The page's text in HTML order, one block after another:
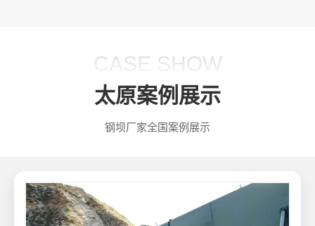
CASE SHOW
太原案例展示
钢坝厂家全国案例展示